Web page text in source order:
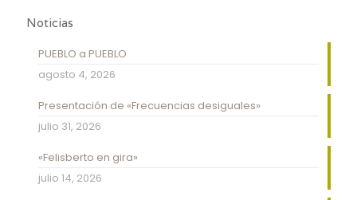
Noticias
PUEBLO a PUEBLO
agosto 4, 2026
Presentación de «Frecuencias desiguales»
julio 31, 2026
«Felisberto en gira»
julio 14, 2026